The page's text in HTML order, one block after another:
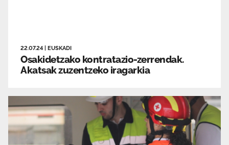
22.07.24 EUSKADI
Osakidetzako kontratazio-zerrendak.
Akatsak zuzentzeko iragarkia